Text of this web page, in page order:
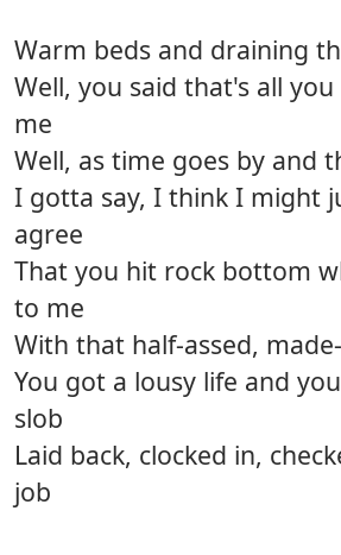
Warm beds and draining
Well, you said that's all
me
Well, as time goes by and
I gotta say, I think I might
agree
That you hit rock bottom
to me
With that half-assed,
You got a lousy life and
slob
Laid back, clocked in,
job